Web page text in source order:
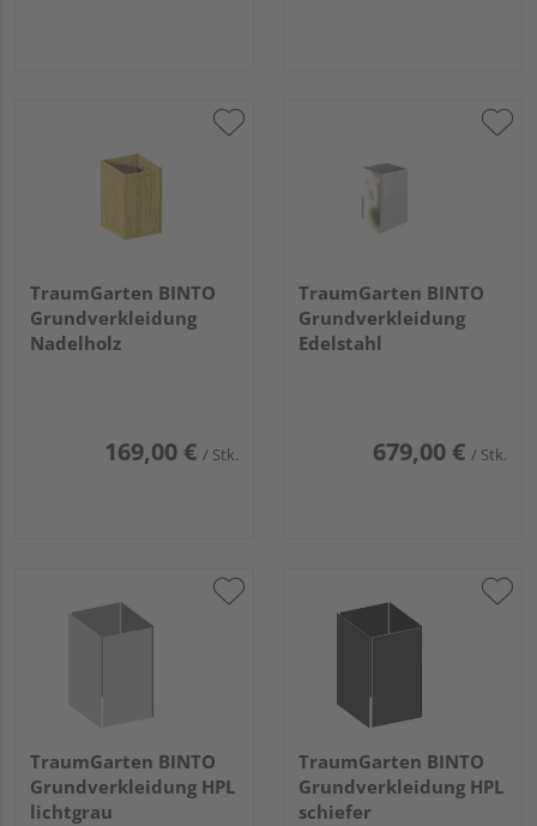
TraumGarten BINTO
Grundverkleidung
Nadelholz
169,00 € / Stk.
TraumGarten BINTO
Grundverkleidung
Edelstahl
679,00 € / Stk.
TraumGarten BINTO
Grundverkleidung HPL
lichtgrau
TraumGarten BINTO
Grundverkleidung HPL
schiefer